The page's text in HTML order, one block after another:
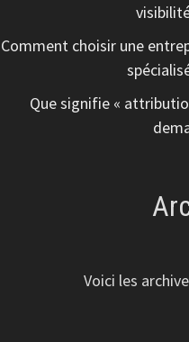
Comment choisir une
Que signifie «
Voici les